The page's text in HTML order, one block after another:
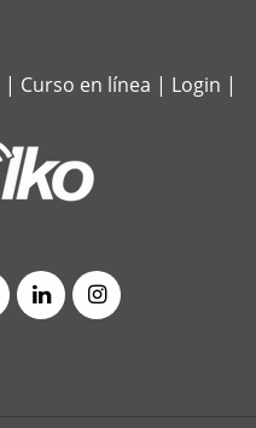
| Curso en línea | Login |